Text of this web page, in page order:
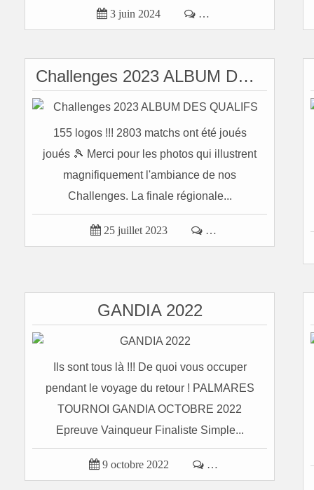
 3 juin 2024  …
Challenges 2023 ALBUM DES QUALIFS
155 logos !!! 2803 matchs ont été joués
joués 🎾 Merci pour les photos qui illustrent
magnifiquement l'ambiance de nos
Challenges. La finale régionale...
 25 juillet 2023  …
GANDIA 2022
Ils sont tous là !!! De quoi vous occuper
pendant le voyage du retour ! PALMARES
TOURNOI GANDIA OCTOBRE 2022
Epreuve Vainqueur Finaliste Simple...
 9 octobre 2022  …